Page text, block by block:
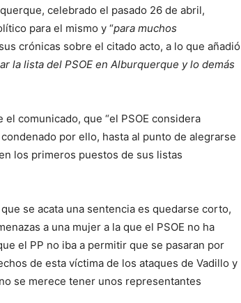
celebrado el pasado 26 de abril,
para el mismo y “para muchos
crónicas sobre el citado acto, a lo que añadió
la lista del PSOE en Alburquerque y lo demás
comunicado, que “el PSOE considera
por ello, hasta al punto de alegrarse
los primeros puestos de sus listas
se acata una sentencia es quedarse corto,
a una mujer a la que el PSOE no ha
el PP no iba a permitir que se pasaran por
de esta víctima de los ataques de Vadillo y
se merece tener unos representantes